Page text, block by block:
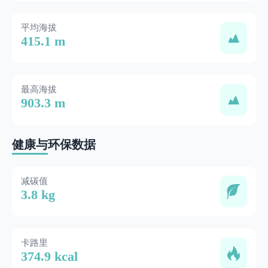
平均海拔
415.1 m
最高海拔
903.3 m
健康与环保数据
减碳值
3.8 kg
卡路里
374.9 kcal